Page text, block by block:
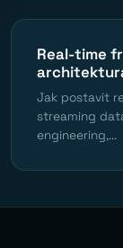
Real-time
Jak postavit
streaming
engineering,...